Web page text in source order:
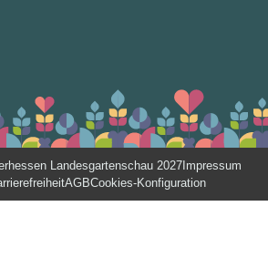
Landesgartenschau 2027Impressum
AGBCookies-Konfiguration